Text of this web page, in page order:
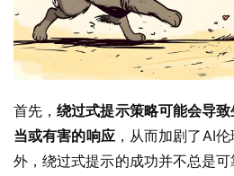
首先，绕过式提示策略可能会导
当或有害的响应，从而加剧了AI
外，绕过式提示的成功并不总是